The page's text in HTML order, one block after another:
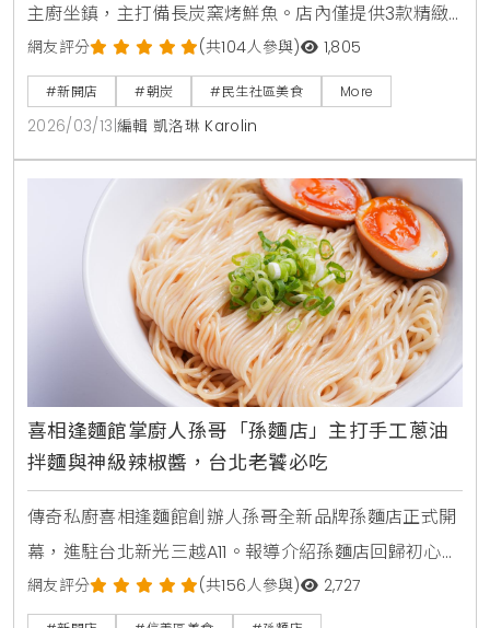
主廚坐鎮，主打備長炭窯烤鮮魚。店內僅提供3款精緻
定食，搭配日本七星米與魚津米混合而成的優質米飯，
並提供白飯、味噌湯免費續碗，是台北富錦街不容錯過
的職人級日式美食。
網友評分 (共104人參與) 1,805
#新開店 #朝炭 #民生社區美食 More
2026/03/13 編輯 凱洛琳 Karolin
喜相逢麵館掌廚人孫哥「孫麵店」主打手工蔥油
拌麵與神級辣椒醬，台北老饕必吃
傳奇私廚喜相逢麵館創辦人孫哥全新品牌孫麵店正式開
幕，進駐台北新光三越A11。報導介紹孫麵店回歸初心的
品牌理念，主打極致工法的手工蔥油拌麵、炸醬麵及多
款招牌小菜，並推出神級孫辣椒醬伴手禮，為信義區帶
網友評分 (共156人參與) 2,727